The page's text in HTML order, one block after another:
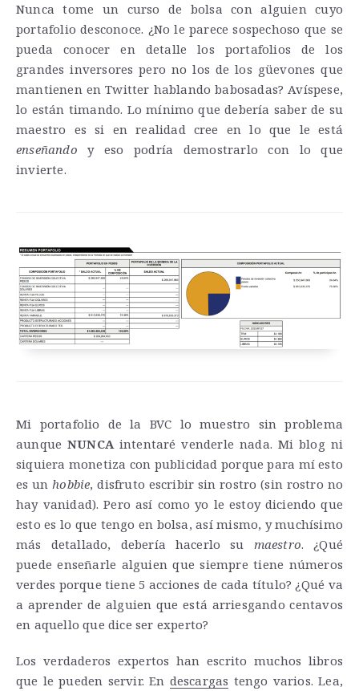
Nunca tome un curso de bolsa con alguien cuyo
portafolio desconoce. ¿No le parece sospechoso que se
pueda conocer en detalle los portafolios de los
grandes inversores pero no los de los güevones que
mantienen en Twitter hablando babosadas? Avíspese,
lo están timando. Lo mínimo que debería saber de su
maestro es si en realidad cree en lo que le está
enseñando y eso podría demostrarlo con lo que
invierte.
Mi portafolio de la BVC lo muestro sin problema
aunqueNUNCA intentaré venderle nada. Mi blog ni
siquiera monetiza con publicidad porque para mí esto
es un hobbie, disfruto escribir sin rostro (sin rostro no
hay vanidad). Pero así como yo le estoy diciendo que
esto es lo que tengo en bolsa, así mismo, y muchísimo
más detallado, debería hacerlo su maestro. ¿Qué
puede enseñarle alguien que siempre tiene números
verdes porque tiene 5 acciones de cada título? ¿Qué va
a aprender de alguien que está arriesgando centavos
en aquello que dice ser experto?
Los verdaderos expertos han escrito muchos libros
que le pueden servir. En descargas tengo varios. Lea,